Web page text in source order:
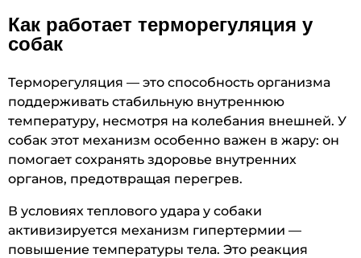
Как работает терморегуляция у
собак
Терморегуляция — это способность организма
поддерживать стабильную внутреннюю
температуру, несмотря на колебания внешней. У
собак этот механизм особенно важен в жару: он
помогает сохранять здоровье внутренних
органов, предотвращая перегрев.
В условиях теплового удара у собаки
активизируется механизм гипертермии —
повышение температуры тела. Это реакция